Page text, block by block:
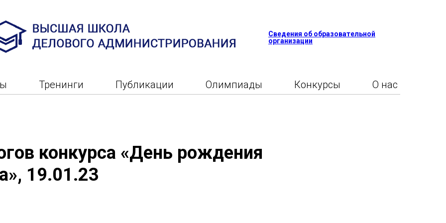
Сведения об образовательной
организации
Тренинги Публикации Олимпиады Конкурсы О нас
конкурса «День рождения
19.01.23